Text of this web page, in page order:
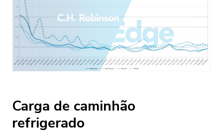
Carga de caminhão
refrigerado